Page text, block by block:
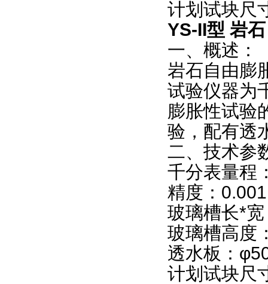
计划试块尺
YS-II型 岩
一、概述：
岩石自由膨
试验仪器为
膨胀性试验
验，配有透
二、技术参
千分表量程
精度：
玻璃槽长*
玻璃槽高度
透水板：
计划试块尺